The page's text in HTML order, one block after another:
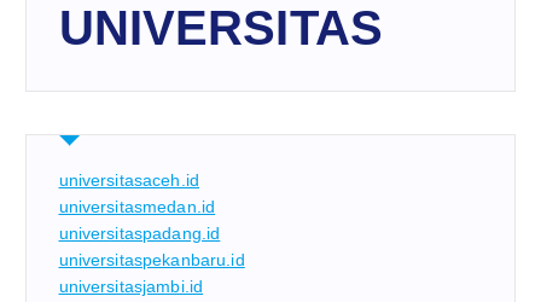
UNIVERSITAS
universitasaceh.id
universitasmedan.id
universitaspadang.id
universitaspekanbaru.id
universitasjambi.id